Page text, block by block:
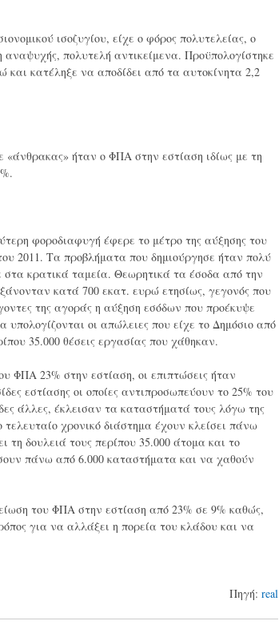
ισοζυγίου, είχε ο φόρος πολυτελείας, ο
αναψυχής, πολυτελή αντικείμενα. Προϋπολογίστηκε
κατέληξε να αποδίδει από τα αυτοκίνητα 2,2
«άνθρακας» ήταν ο ΦΠΑ στην εστίαση ιδίως με τη
φοροδιαφυγή έφερε το μέτρο της αύξησης του
2011. Τα προβλήματα που δημιούργησε ήταν πολύ
κρατικά ταμεία. Θεωρητικά τα έσοδα από την
κατά 700 εκατ. ευρώ ετησίως, γεγονός που
της αγοράς η αύξηση εσόδων που προέκυψε
οι απώλειες που είχε το Δημόσιο από
35.000 θέσεις εργασίας που χάθηκαν.
ΦΠΑ 23% στην εστίαση, οι επιπτώσεις ήταν
εστίασης οι οποίες αντιπροσωπεύουν το 25% του
άλλες, έκλεισαν τα καταστήματά τους λόγω της
χρονικό διάστημα έχουν κλείσει πάνω
δουλειά τους περίπου 35.000 άτομα και το
πάνω από 6.000 καταστήματα και να χαθούν
του ΦΠΑ στην εστίαση από 23% σε 9% καθώς,
για να αλλάξει η πορεία του κλάδου και να
Πηγή: real